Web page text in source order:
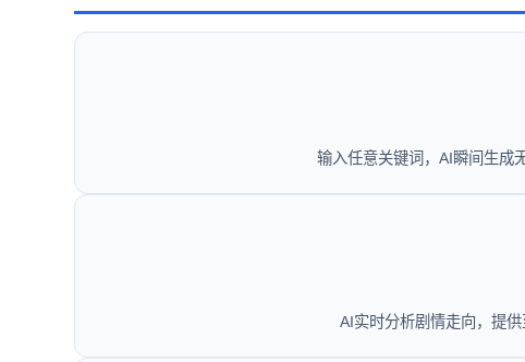
输入任意关键词，AI瞬间生成
AI实时分析剧情走向，提